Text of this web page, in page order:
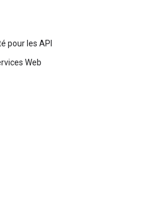
pour les API
Web